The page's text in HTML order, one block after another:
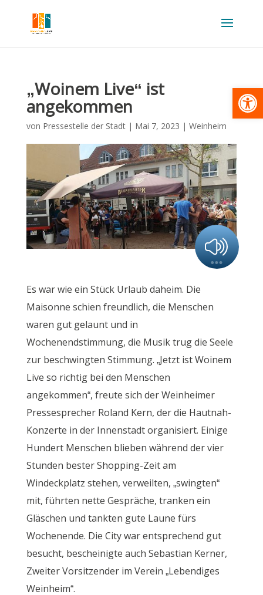
„Woinem Live“ ist
angekommen
von Pressestelle der Stadt| Mai 7, 2023 | Weinheim
Es war wie ein Stück Urlaub daheim. Die
Maisonne schien freundlich, die Menschen
waren gut gelaunt und in
Wochenendstimmung, die Musik trug die Seele
zur beschwingten Stimmung. „Jetzt ist Woinem
Live so richtig bei den Menschen
angekommen“, freute sich der Weinheimer
Pressesprecher Roland Kern, der die Hautnah-
Konzerte in der Innenstadt organisiert. Einige
Hundert Menschen blieben während der vier
Stunden bester Shopping-Zeit am
Windeckplatz stehen, verweilten, „swingten“
mit, führten nette Gespräche, tranken ein
Gläschen und tankten gute Laune fürs
Wochenende. Die City war entsprechend gut
besucht, bescheinigte auch Sebastian Kerner,
Zweiter Vorsitzender im Verein „Lebendiges
Weinheim“.